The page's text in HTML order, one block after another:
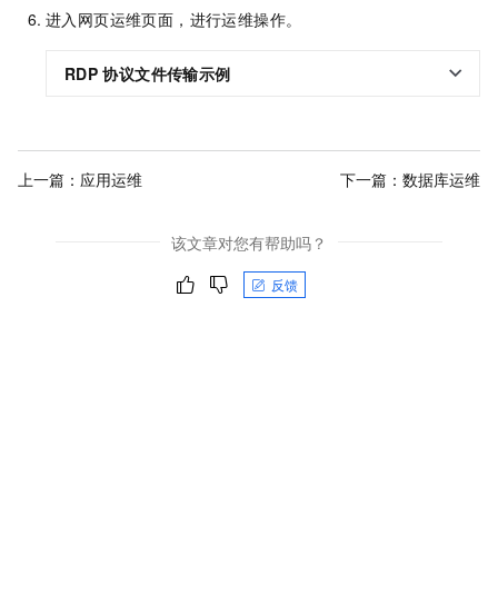
进入网页运维页面，进行运维操作。
RDP 协议文件传输示例
上一篇： 应用运维 下一篇： 数据库运维
该文章对您有帮助吗？
反馈